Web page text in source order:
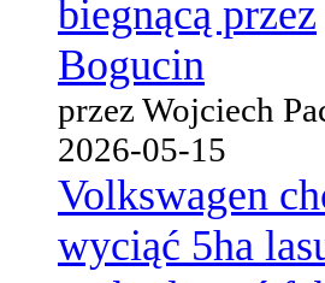
biegnącą przez
Bogucin
przez Wojciech
2026-05-15
Volkswagen
wyciąć 5ha